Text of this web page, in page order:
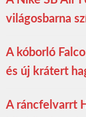
világosbarna
A kóborló
és új krátert
A ráncfelvarrt